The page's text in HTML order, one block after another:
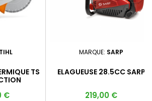
TS
€
MARQUE: SARP
ELAGUEUSE 28.5CC SARP
Prix
219,00 €